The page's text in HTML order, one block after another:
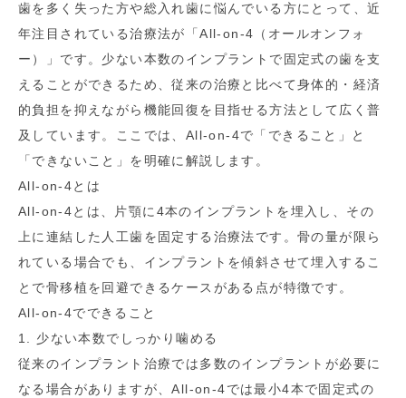
歯を多く失った方や総入れ歯に悩んでいる方にとって、近
年注目されている治療法が「All-on-4（オールオンフォ
ー）」です。少ない本数のインプラントで固定式の歯を支
えることができるため、従来の治療と比べて身体的・経済
的負担を抑えながら機能回復を目指せる方法として広く普
及しています。ここでは、All-on-4で「できること」と
「できないこと」を明確に解説します。
All-on-4とは
All-on-4とは、片顎に4本のインプラントを埋入し、その
上に連結した人工歯を固定する治療法です。骨の量が限ら
れている場合でも、インプラントを傾斜させて埋入するこ
とで骨移植を回避できるケースがある点が特徴です。
All-on-4でできること
1. 少ない本数でしっかり噛める
従来のインプラント治療では多数のインプラントが必要に
なる場合がありますが、All-on-4では最小4本で固定式の